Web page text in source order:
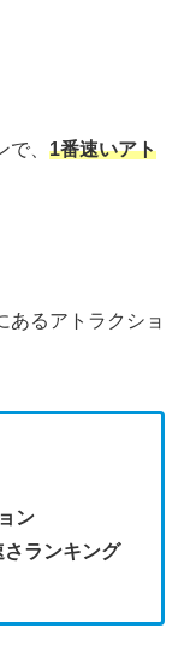
、 1番速いアト
あるアトラクショ
ン
ランキング